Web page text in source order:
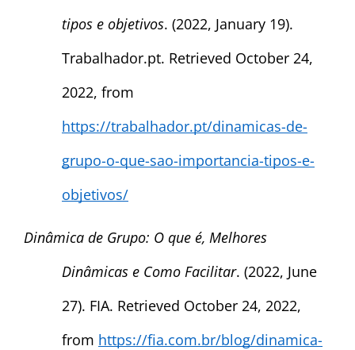
tipos e objetivos. (2022, January 19).
Trabalhador.pt. Retrieved October 24,
https://trabalhador.pt/dinamicas-de-
grupo-o-que-sao-importancia-tipos-e-
objetivos/
Dinâmica de Grupo: O que é, Melhores
Dinâmicas e Como Facilitar. (2022, June
27). FIA. Retrieved October 24, 2022,
from https://fia.com.br/blog/dinamica-